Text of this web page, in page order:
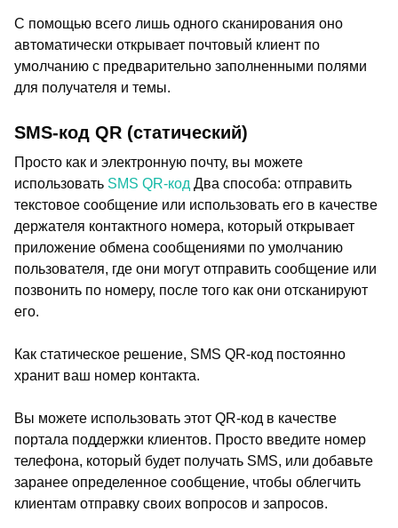
С помощью всего лишь одного сканирования оно
автоматически открывает почтовый клиент по
умолчанию с предварительно заполненными полями
для получателя и темы.
SMS-код QR (статический)
Просто как и электронную почту, вы можете
использовать SMS QR-код Два способа: отправить
текстовое сообщение или использовать его в качестве
держателя контактного номера, который открывает
приложение обмена сообщениями по умолчанию
пользователя, где они могут отправить сообщение или
позвонить по номеру, после того как они отсканируют
его.
Как статическое решение, SMS QR-код постоянно
хранит ваш номер контакта.
Вы можете использовать этот QR-код в качестве
портала поддержки клиентов. Просто введите номер
телефона, который будет получать SMS, или добавьте
заранее определенное сообщение, чтобы облегчить
клиентам отправку своих вопросов и запросов.